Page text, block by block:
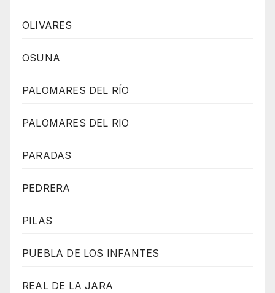
OLIVARES
OSUNA
PALOMARES DEL RÍO
PALOMARES DEL RIO
PARADAS
PEDRERA
PILAS
PUEBLA DE LOS INFANTES
REAL DE LA JARA